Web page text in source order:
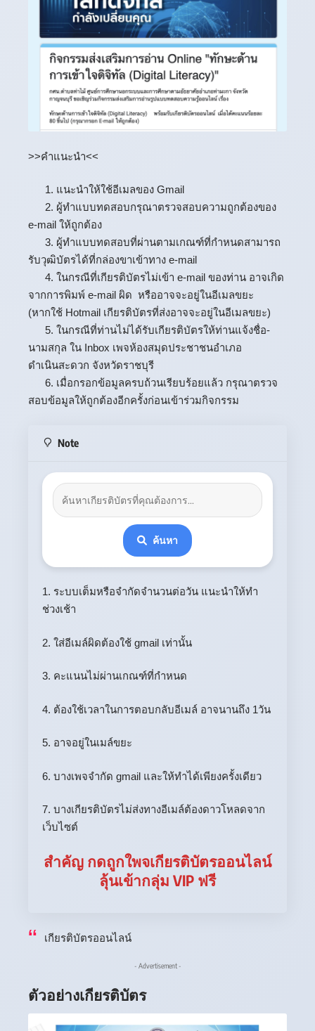
>>คำแนะนำ<<
1. แนะนำให้ใช้อีเมลของ Gmail
2. ผู้ทำแบบทดสอบกรุณาตรวจสอบความถูกต้องของ
e-mail ให้ถูกต้อง
3. ผู้ทำแบบทดสอบที่ผ่านตามเกณฑ์ที่กำหนดสามารถ
รับวุฒิบัตรได้ที่กล่องขาเข้าทาง e-mail
4. ในกรณีที่เกียรติบัตรไม่เข้า e-mail ของท่าน อาจเกิด
จากการพิมพ์ e-mail ผิด หรืออาจจะอยู่ในอีเมลขยะ
(หากใช้ Hotmail เกียรติบัตรที่ส่งอาจจะอยู่ในอีเมลขยะ)
5. ในกรณีที่ท่านไม่ได้รับเกียรติบัตรให้ท่านแจ้งชื่อ-
นามสกุล ใน Inbox เพจห้องสมุดประชาชนอำเภอ
ดำเนินสะดวก จังหวัดราชบุรี
6. เมื่อกรอกข้อมูลครบถ้วนเรียบร้อยแล้ว กรุณาตรวจ
สอบข้อมูลให้ถูกต้องอีกครั้งก่อนเข้าร่วมกิจกรรม
Note
ค้นหา
1. ระบบเต็มหรือจำกัดจำนวนต่อวัน แนะนำให้ทำ
ช่วงเช้า
2. ใส่อีเมล์ผิดต้องใช้ gmail เท่านั้น
3. คะแนนไม่ผ่านเกณฑ์ที่กำหนด
4. ต้องใช้เวลาในการตอบกลับอีเมล์ อาจนานถึง 1วัน
5. อาจอยู่ในเมล์ขยะ
6. บางเพจจำกัด gmail และให้ทำได้เพียงครั้งเดียว
7. บางเกียรติบัตรไม่ส่งทางอีเมล์ต้องดาวโหลดจาก
เว็บไซต์
สำคัญ กดถูกใพจเกียรติบัตรออนไลน์
ลุ้นเข้ากลุ่ม VIP ฟรี
เกียรติบัตรออนไลน์
- Advertisement -
ตัวอย่างเกียรติบัตร